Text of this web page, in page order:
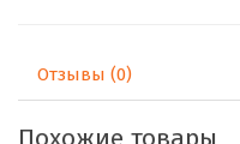
Отзывы (0)